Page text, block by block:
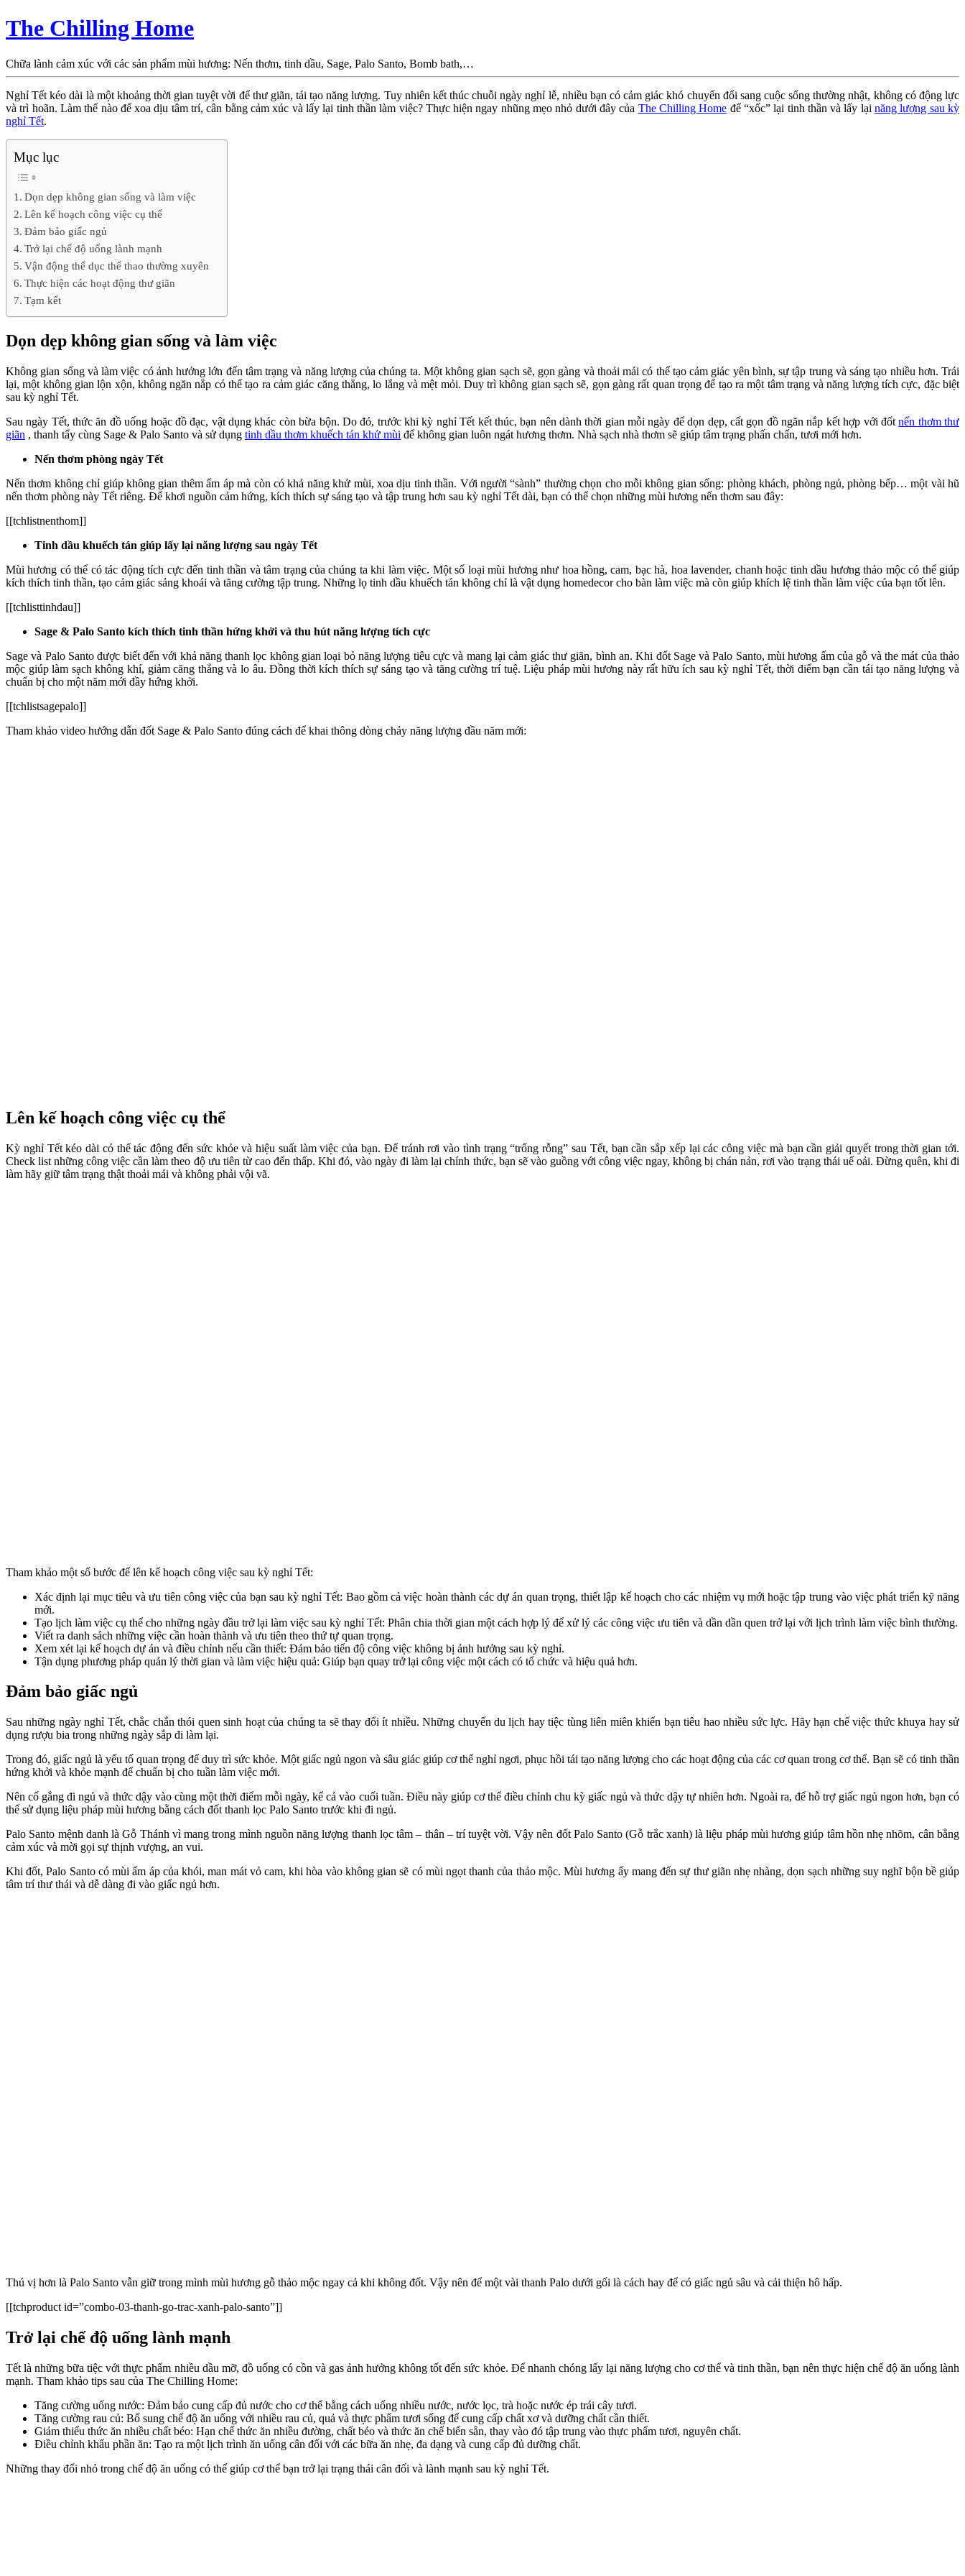
The Chilling Home
Chữa lành cảm xúc với các sản phẩm mùi hương: Nến thơm, tinh dầu, Sage, Palo Santo, Bomb bath,…
Nghỉ Tết kéo dài là một khoảng thời gian tuyệt vời để thư giãn, tái tạo năng lượng. Tuy nhiên kết thúc chuỗi ngày nghỉ lễ, nhiều bạn có cảm giác khó chuyển đổi sang cuộc sống thường nhật, không có động lực
và trì hoãn. Làm thế nào để xoa dịu tâm trí, cân bằng cảm xúc và lấy lại tinh thần làm việc? Thực hiện ngay nhũng mẹo nhỏ dưới đây của The Chilling Home để “xốc” lại tinh thần và lấy lạinăng lượng sau kỳ
nghỉ Tết.
Mục lục
Dọn dẹp không gian sống và làm việc
Lên kế hoạch công việc cụ thể
Đảm bảo giấc ngủ
Trở lại chế độ uống lành mạnh
Vận động thể dục thể thao thường xuyên
Thực hiện các hoạt động thư giãn
Tạm kết
Dọn dẹp không gian sống và làm việc
Không gian sống và làm việc có ảnh hưởng lớn đến tâm trạng và năng lượng của chúng ta. Một không gian sạch sẽ, gọn gàng và thoải mái có thể tạo cảm giác yên bình, sự tập trung và sáng tạo nhiều hơn. Trái
lại, một không gian lộn xộn, không ngăn nắp có thể tạo ra cảm giác căng thẳng, lo lắng và mệt mỏi. Duy trì không gian sạch sẽ, gọn gàng rất quan trọng để tạo ra một tâm trạng và năng lượng tích cực, đặc biệt
sau kỳ nghỉ Tết.
Sau ngày Tết, thức ăn đồ uống hoặc đồ đạc, vật dụng khác còn bừa bộn. Do đó, trước khi kỳ nghỉ Tết kết thúc, bạn nên dành thời gian mỗi ngày để dọn dẹp, cất gọn đồ ngăn nắp kết hợp với đốtnến thơm thư
giãn , thanh tẩy cùng Sage & Palo Santo và sử dụng tinh dầu thơm khuếch tán khử mùi để không gian luôn ngát hương thơm. Nhà sạch nhà thơm sẽ giúp tâm trạng phấn chấn, tươi mới hơn.
Nến thơm phòng ngày Tết
Nến thơm không chỉ giúp không gian thêm ấm áp mà còn có khả năng khử mùi, xoa dịu tinh thần. Với người “sành” thường chọn cho mỗi không gian sống: phòng khách, phòng ngủ, phòng bếp… một vài hũ
nến thơm phòng này Tết riêng. Để khơi nguồn cảm hứng, kích thích sự sáng tạo và tập trung hơn sau kỳ nghỉ Tết dài, bạn có thể chọn những mùi hương nến thơm sau đây:
[[tchlistnenthom]]
Tinh dầu khuếch tán giúp lấy lại năng lượng sau ngày Tết
Mùi hương có thể có tác động tích cực đến tinh thần và tâm trạng của chúng ta khi làm việc. Một số loại mùi hương như hoa hồng, cam, bạc hà, hoa lavender, chanh hoặc tinh dầu hương thảo mộc có thể giúp
kích thích tinh thần, tạo cảm giác sảng khoái và tăng cường tập trung. Những lọ tinh dầu khuếch tán không chỉ là vật dụng homedecor cho bàn làm việc mà còn giúp khích lệ tinh thần làm việc của bạn tốt lên.
[[tchlisttinhdau]]
Sage & Palo Santo kích thích tinh thần hứng khởi và thu hút năng lượng tích cực
Sage và Palo Santo được biết đến với khả năng thanh lọc không gian loại bỏ năng lượng tiêu cực và mang lại cảm giác thư giãn, bình an. Khi đốt Sage và Palo Santo, mùi hương ấm của gỗ và the mát của thảo
mộc giúp làm sạch không khí, giảm căng thẳng và lo âu. Đồng thời kích thích sự sáng tạo và tăng cường trí tuệ. Liệu pháp mùi hương này rất hữu ích sau kỳ nghỉ Tết, thời điểm bạn cần tái tạo năng lượng và
chuẩn bị cho một năm mới đầy hứng khởi.
[[tchlistsagepalo]]
Tham khảo video hướng dẫn đốt Sage & Palo Santo đúng cách để khai thông dòng chảy năng lượng đầu năm mới:
Lên kế hoạch công việc cụ thể
Kỳ nghỉ Tết kéo dài có thể tác động đến sức khỏe và hiệu suất làm việc của bạn. Để tránh rơi vào tình trạng “trống rỗng” sau Tết, bạn cần sắp xếp lại các công việc mà bạn cần giải quyết trong thời gian tới.
Check list những công việc cần làm theo độ ưu tiên từ cao đến thấp. Khi đó, vào ngày đi làm lại chính thức, bạn sẽ vào guồng với công việc ngay, không bị chán nản, rơi vào trạng thái uể oải. Đừng quên, khi đi
làm hãy giữ tâm trạng thật thoải mái và không phải vội vã.
Tham khảo một số bước để lên kế hoạch công việc sau kỳ nghỉ Tết:
Xác định lại mục tiêu và ưu tiên công việc của bạn sau kỳ nghỉ Tết: Bao gồm cả việc hoàn thành các dự án quan trọng, thiết lập kế hoạch cho các nhiệm vụ mới hoặc tập trung vào việc phát triển kỹ năng
mới.
Tạo lịch làm việc cụ thể cho những ngày đầu trở lại làm việc sau kỳ nghỉ Tết: Phân chia thời gian một cách hợp lý để xử lý các công việc ưu tiên và dần dần quen trở lại với lịch trình làm việc bình thường.
Viết ra danh sách những việc cần hoàn thành và ưu tiên theo thứ tự quan trọng.
Xem xét lại kế hoạch dự án và điều chỉnh nếu cần thiết: Đảm bảo tiến độ công việc không bị ảnh hưởng sau kỳ nghỉ.
Tận dụng phương pháp quản lý thời gian và làm việc hiệu quả: Giúp bạn quay trở lại công việc một cách có tổ chức và hiệu quả hơn.
Đảm bảo giấc ngủ
Sau những ngày nghỉ Tết, chắc chắn thói quen sinh hoạt của chúng ta sẽ thay đổi ít nhiều. Những chuyến du lịch hay tiệc tùng liên miên khiến bạn tiêu hao nhiều sức lực. Hãy hạn chế việc thức khuya hay sử
dụng rượu bia trong những ngày sắp đi làm lại.
Trong đó, giấc ngủ là yếu tố quan trọng để duy trì sức khỏe. Một giấc ngủ ngon và sâu giác giúp cơ thể nghỉ ngơi, phục hồi tái tạo năng lượng cho các hoạt động của các cơ quan trong cơ thể. Bạn sẽ có tinh thần
hứng khởi và khỏe mạnh để chuẩn bị cho tuần làm việc mới.
Nên cố gắng đi ngủ và thức dậy vào cùng một thời điểm mỗi ngày, kể cả vào cuối tuần. Điều này giúp cơ thể điều chỉnh chu kỳ giấc ngủ và thức dậy tự nhiên hơn. Ngoài ra, để hỗ trợ giấc ngủ ngon hơn, bạn có
thể sử dụng liệu pháp mùi hương bằng cách đốt thanh lọc Palo Santo trước khi đi ngủ.
Palo Santo mệnh danh là Gỗ Thánh vì mang trong mình nguồn năng lượng thanh lọc tâm – thân – trí tuyệt vời. Vậy nên đốt Palo Santo (Gỗ trắc xanh) là liệu pháp mùi hương giúp tâm hồn nhẹ nhõm, cân bằng
cảm xúc và mời gọi sự thịnh vượng, an vui.
Khi đốt, Palo Santo có mùi ấm áp của khói, man mát vỏ cam, khi hòa vào không gian sẽ có mùi ngọt thanh của thảo mộc. Mùi hương ấy mang đến sự thư giãn nhẹ nhàng, dọn sạch những suy nghĩ bộn bề giúp
tâm trí thư thái và dễ dàng đi vào giấc ngủ hơn.
Thú vị hơn là Palo Santo vẫn giữ trong mình mùi hương gỗ thảo mộc ngay cả khi không đốt. Vậy nên để một vài thanh Palo dưới gối là cách hay để có giấc ngủ sâu và cải thiện hô hấp.
[[tchproduct id=”combo-03-thanh-go-trac-xanh-palo-santo”]]
Trở lại chế độ uống lành mạnh
Tết là những bữa tiệc với thực phẩm nhiều dầu mỡ, đồ uống có cồn và gas ảnh hưởng không tốt đến sức khỏe. Để nhanh chóng lấy lại năng lượng cho cơ thể và tinh thần, bạn nên thực hiện chế độ ăn uống lành
mạnh. Tham khảo tips sau của The Chilling Home:
Tăng cường uống nước: Đảm bảo cung cấp đủ nước cho cơ thể bằng cách uống nhiều nước, nước lọc, trà hoặc nước ép trái cây tươi.
Tăng cường rau củ: Bổ sung chế độ ăn uống với nhiều rau củ, quả và thực phẩm tươi sống để cung cấp chất xơ và dưỡng chất cần thiết.
Giảm thiểu thức ăn nhiều chất béo: Hạn chế thức ăn nhiều đường, chất béo và thức ăn chế biến sẵn, thay vào đó tập trung vào thực phẩm tươi, nguyên chất.
Điều chỉnh khẩu phần ăn: Tạo ra một lịch trình ăn uống cân đối với các bữa ăn nhẹ, đa dạng và cung cấp đủ dưỡng chất.
Những thay đổi nhỏ trong chế độ ăn uống có thể giúp cơ thể bạn trở lại trạng thái cân đối và lành mạnh sau kỳ nghỉ Tết.